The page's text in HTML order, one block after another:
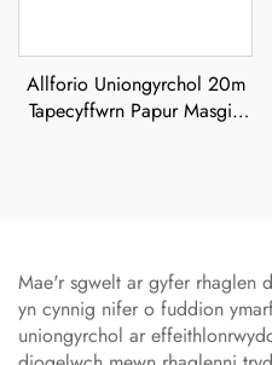
Allforio Uniongyrchol 20m
Tapecyffwrn Papur Masgio
Mae'r sgwelt ar gyfer
yn cynnig nifer o fuddion
uniongyrchol ar